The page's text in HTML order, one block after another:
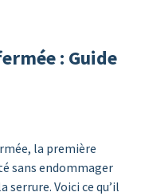
: Guide
la première
sans endommager
Voici ce qu’il